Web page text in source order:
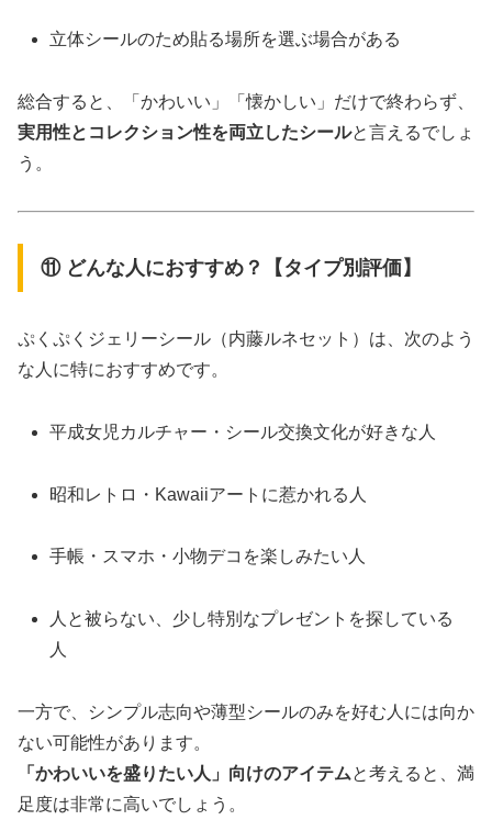
立体シールのため貼る場所を選ぶ場合がある
総合すると、「かわいい」「懐かしい」だけで終わらず、
実用性とコレクション性を両立したシールと言えるでしょ
う。
⑪ どんな人におすすめ？【タイプ別評価】
ぷくぷくジェリーシール（内藤ルネセット）は、次のよう
な人に特におすすめです。
平成女児カルチャー・シール交換文化が好きな人
昭和レトロ・Kawaiiアートに惹かれる人
手帳・スマホ・小物デコを楽しみたい人
人と被らない、少し特別なプレゼントを探している
人
一方で、シンプル志向や薄型シールのみを好む人には向か
ない可能性があります。
「かわいいを盛りたい人」向けのアイテムと考えると、満
足度は非常に高いでしょう。